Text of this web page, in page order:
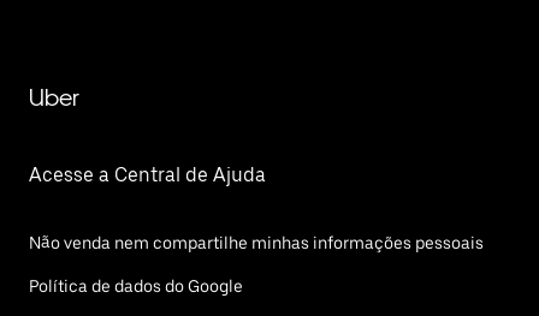
Uber
Acesse a Central de Ajuda
Não venda nem compartilhe minhas informações pessoais
Política de dados do Google